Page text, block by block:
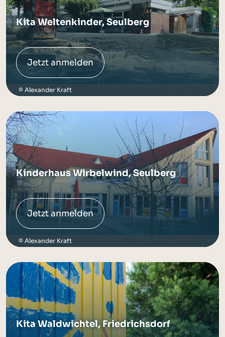
Kita Weltenkinder, Seulberg
Jetzt anmelden
Alexander Kraft
Kinderhaus Wirbelwind, Seulberg
Jetzt anmelden
Alexander Kraft
Kita Waldwichtel, Friedrichsdorf